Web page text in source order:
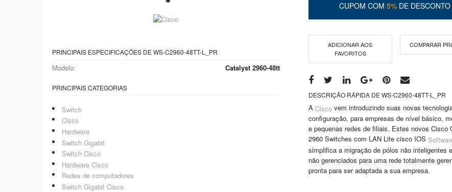
PRINCIPAIS ESPECIFICAÇÕES DE WS-C2960-48TT-L_PR
Modelo: Catalyst 2960-48tt
PRINCIPAIS CATEGORIAS
Switch
Cisco
Hardware
Switch Gigabit
Switch Cisco
Hardware Cisco
Redes de computadores
Switch Gigabit Cisco
CUPOM COM 5%DE DESCONTO
ADICIONAR AOS
FAVORITOS
COMPARAR
DESCRIÇÃO RÁPIDA DE WS-C2960-48TT-L_PR
A Ciscovem introduzindo suas novas
configuração, para empresas de nível básico,
e pequenas redes de filiais. Estes novos Cisco
2960 Switches com LAN Lite cisco IOS
simplifica a migração de pólos não inteligentes
não gerenciados para uma rede totalmente
pronta para ser adaptada a sua empresa.